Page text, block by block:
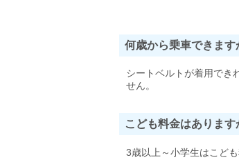
何歳から乗車できま
シートベルトが着用でき
せん。
こども料金はあります
3歳以上～小学生はこども